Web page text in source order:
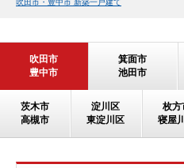
吹田市
豊中市
箕面市
池田市
茨木市
高槻市
淀川区
東淀川区
枚方
寝屋